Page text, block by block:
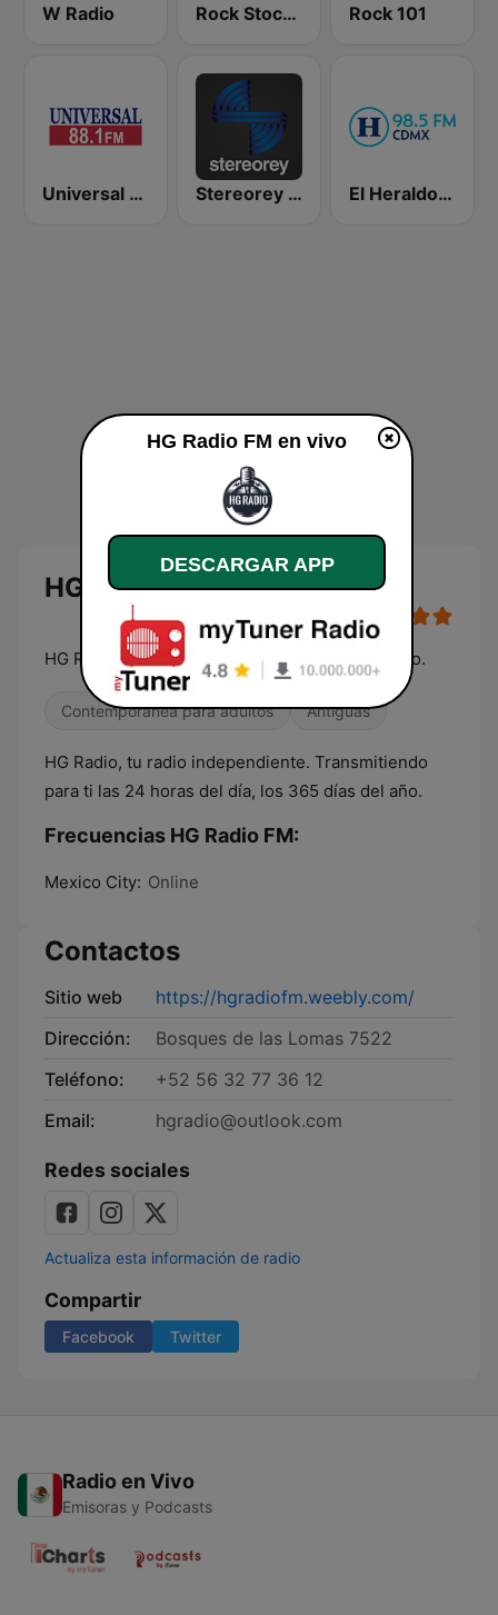
W Radio Rock Stock Bar Rock 101
Universal 88.1 FM Stereorey México El Heraldo de México
HG Radio FM en vivo
HG Radio, transmitiendo para ti. 10 años contigo.
Contemporánea para adultos Antiguas
HG Radio, tu radio independiente. Transmitiendo
para ti las 24 horas del día, los 365 días del año.
Frecuencias HG Radio FM:
Mexico City: Online
Contactos
Sitio web
https://hgradiofm.weebly.com/
Dirección:
Bosques de las Lomas 7522
Teléfono:
+52 56 32 77 36 12
Email:
hgradio@outlook.com
Redes sociales
Actualiza esta información de radio
Compartir
Facebook Twitter
Radio en Vivo
Emisoras y Podcasts
HG Radio FM en vivo
DESCARGAR APP